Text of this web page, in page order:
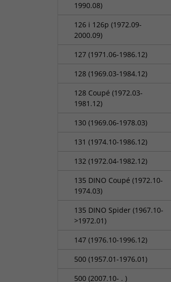
1990.08)
126 i 126p (1972.09-
2000.09)
127 (1971.06-1986.12)
128 (1969.03-1984.12)
128 Coupé (1972.03-
1981.12)
130 (1969.06-1978.03)
131 (1974.10-1986.12)
132 (1972.04-1982.12)
135 DINO Coupé (1972.10-
1974.03)
135 DINO Spider (1967.10-
>1972.01)
147 (1976.10-1996.12)
500 (1957.01-1976.01)
500 (2007.10- . )